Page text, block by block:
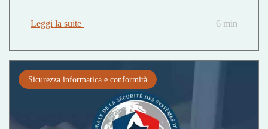
Leggi la suite 6 min
Sicurezza informatica e conformità